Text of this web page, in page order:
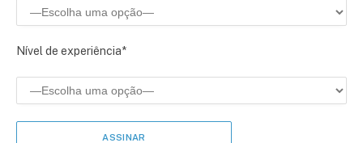
Nível de experiência*